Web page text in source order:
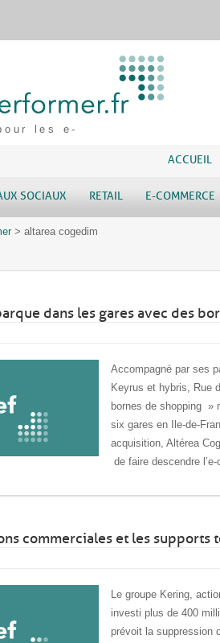
les e-
ACCUEIL
SOCIAUX RETAIL E-COMMERCE
> altarea cogedim
dans les gares avec des
Accompagné par ses
Keyrus et hybris, Rue
bornes de shopping »
six gares en Ile-de-
acquisition, Altérea
de faire descendre
commerciales et les supports
Le groupe Kering,
investi plus de 400
prévoit la suppression